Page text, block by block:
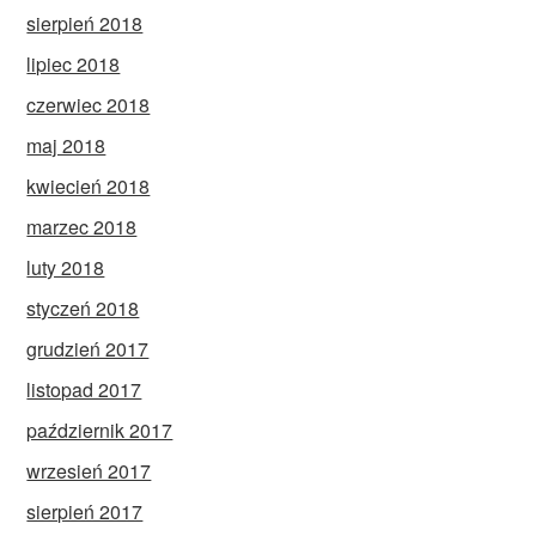
sierpień 2018
lipiec 2018
czerwiec 2018
maj 2018
kwiecień 2018
marzec 2018
luty 2018
styczeń 2018
grudzień 2017
listopad 2017
październik 2017
wrzesień 2017
sierpień 2017